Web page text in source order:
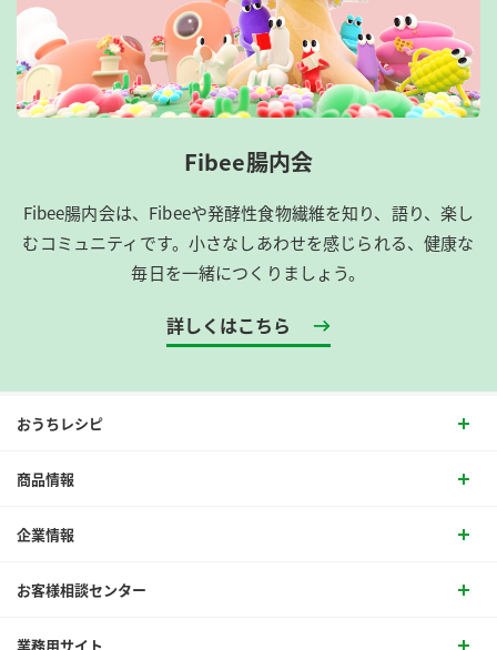
Fibee腸内会
Fibee腸内会は、​Fibeeや発酵性食物繊維を知り、語り、楽し
むコミュニティです。​小さなしあわせを感じられる、健康な
毎日を一緒につくりましょう。
詳しくはこちら
おうちレシピ
商品情報
企業情報
お客様相談センター
業務用サイト